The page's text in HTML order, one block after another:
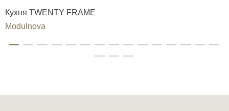
Кухня TWENTY FRAME
Modulnova